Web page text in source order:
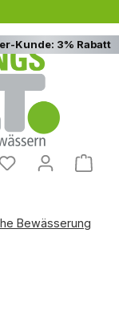
Du hast 0
Kunde: 3% Rabatt
Bewässerung